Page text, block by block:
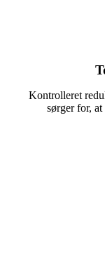
Kontrolleret
sørger for,